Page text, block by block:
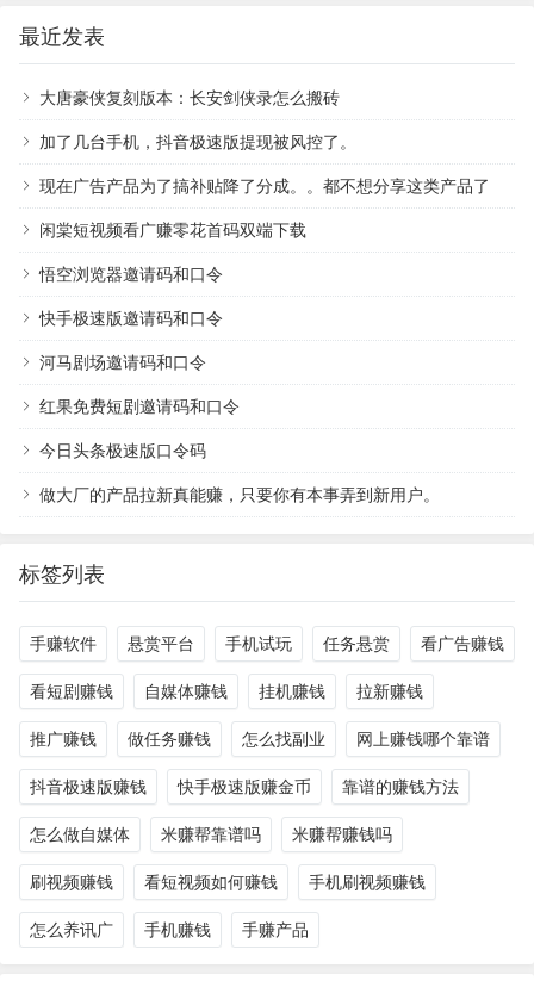
最近发表
大唐豪侠复刻版本：长安剑侠录怎么搬砖
加了几台手机，抖音极速版提现被风控了。
现在广告产品为了搞补贴降了分成。。都不想分享这类产品了
闲棠短视频看广赚零花首码双端下载
悟空浏览器邀请码和口令
快手极速版邀请码和口令
河马剧场邀请码和口令
红果免费短剧邀请码和口令
今日头条极速版口令码
做大厂的产品拉新真能赚，只要你有本事弄到新用户。
标签列表
手赚软件 悬赏平台 手机试玩 任务悬赏 看广告赚钱
看短剧赚钱 自媒体赚钱 挂机赚钱 拉新赚钱
推广赚钱 做任务赚钱 怎么找副业 网上赚钱哪个靠谱
抖音极速版赚钱 快手极速版赚金币 靠谱的赚钱方法
怎么做自媒体 米赚帮靠谱吗 米赚帮赚钱吗
刷视频赚钱 看短视频如何赚钱 手机刷视频赚钱
怎么养讯广 手机赚钱 手赚产品